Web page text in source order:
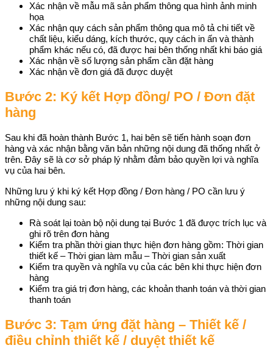
Xác nhận về mẫu mã sản phẩm thông qua hình ảnh minh
họa
Xác nhận quy cách sản phẩm thông qua mô tả chi tiết về
chất liệu, kiểu dáng, kích thước, quy cách in ấn và thành
phẩm khác nếu có, đã được hai bên thống nhất khi báo giá
Xác nhận về số lượng sản phẩm cần đặt hàng
Xác nhận về đơn giá đã được duyệt
Bước 2: Ký kết Hợp đồng/ PO / Đơn đặt
hàng
Sau khi đã hoàn thành Bước 1, hai bên sẽ tiến hành soạn đơn
hàng và xác nhận bằng văn bản những nội dung đã thống nhất ở
trên. Đây sẽ là cơ sở pháp lý nhằm đảm bảo quyền lợi và nghĩa
vụ của hai bên.
Những lưu ý khi ký kết Hợp đồng / Đơn hàng / PO cần lưu ý
những nội dung sau:
Rà soát lại toàn bộ nội dung tại Bước 1 đã được trích lục và
ghi rõ trên đơn hàng
Kiểm tra phần thời gian thực hiện đơn hàng gồm: Thời gian
thiết kế – Thời gian làm mẫu – Thời gian sản xuất
Kiểm tra quyền và nghĩa vụ của các bên khi thực hiện đơn
hàng
Kiểm tra giá trị đơn hàng, các khoản thanh toán và thời gian
thanh toán
Bước 3: Tạm ứng đặt hàng – Thiết kế /
điều chỉnh thiết kế / duyệt thiết kế